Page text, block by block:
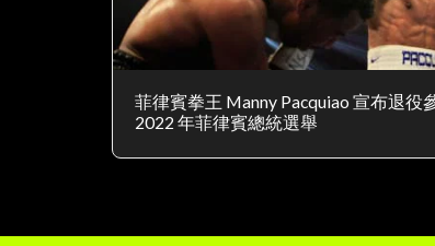
菲律賓拳王 Manny Pacquiao 宣布退役
2022 年菲律賓總統選舉